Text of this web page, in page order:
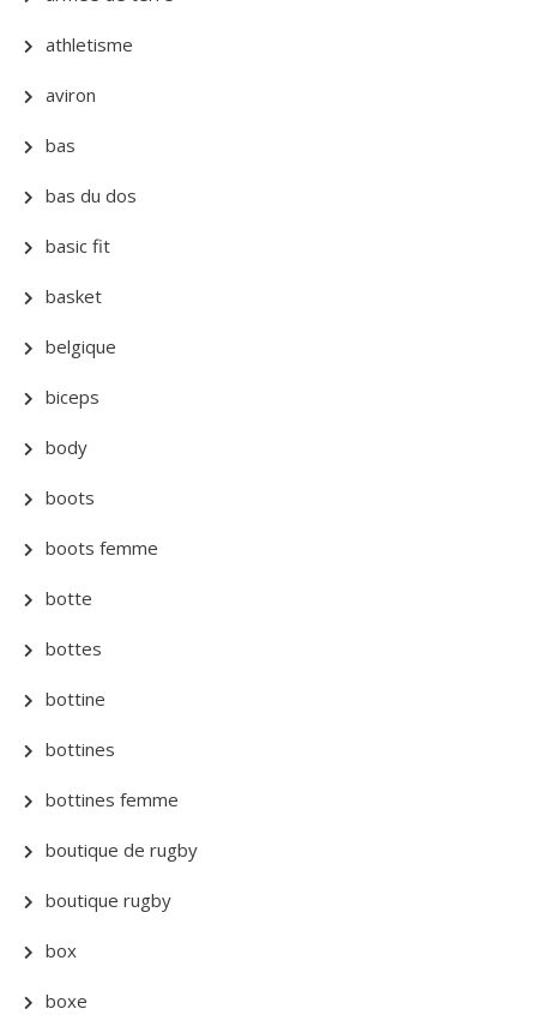
athletisme
aviron
bas
bas du dos
basic fit
basket
belgique
biceps
body
boots
boots femme
botte
bottes
bottine
bottines
bottines femme
boutique de rugby
boutique rugby
box
boxe